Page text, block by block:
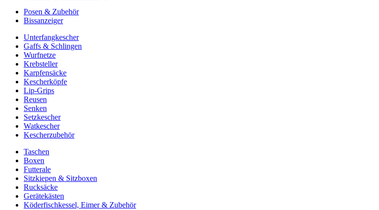
Posen & Zubehör
Bissanzeiger
Unterfangkescher
Gaffs & Schlingen
Wurfnetze
Krebsteller
Karpfensäcke
Kescherköpfe
Lip-Grips
Reusen
Senken
Setzkescher
Watkescher
Kescherzubehör
Taschen
Boxen
Futterale
Sitzkiepen & Sitzboxen
Rucksäcke
Gerätekästen
Köderfischkessel, Eimer & Zubehör